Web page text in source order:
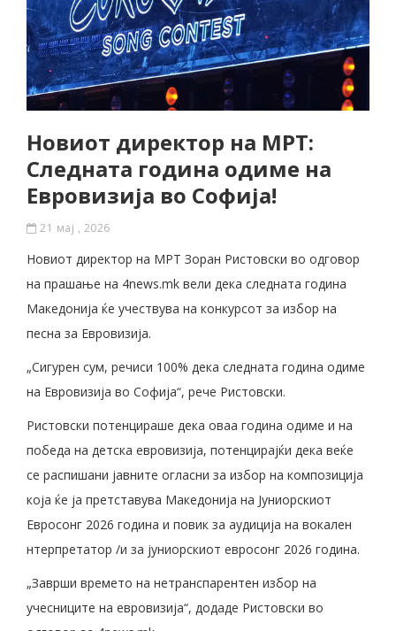
Новиот директор на МРТ:
Следната година одиме на
Евровизија во Софија!
21 мај , 2026
Новиот директор на МРТ Зоран Ристовски во одговор
на прашање на 4news.mk вели дека следната година
Македонија ќе учествува на конкурсот за избор на
песна за Евровизија.
„Сигурен сум, речиси 100% дека следната година одиме
на Евровизија во Софија“, рече Ристовски.
Ристовски потенцираше дека оваа година одиме и на
победа на детска евровизија, потенцирајќи дека веќе
се распишани јавните огласни за избор на композиција
која ќе ја претставува Македонија на Јуниорскиот
Евросонг 2026 година и повик за аудиција на вокален
нтерпретатор /и за јуниорскиот евросонг 2026 година.
„Заврши времето на нетранспарентен избор на
учесниците на евровизија“, додаде Ристовски во